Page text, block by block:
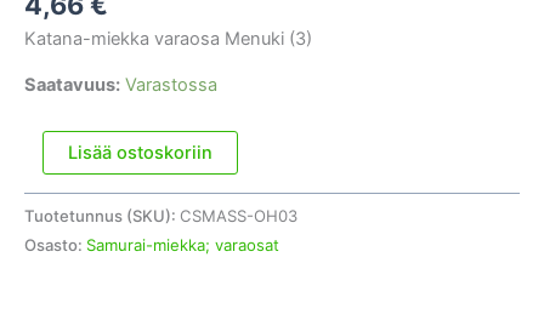
Katana-miekka varaosa Menuki (3)
Saatavuus: Varastossa
Menuki
(3)
Lisää ostoskoriin
Tuotetunnus (SKU): CSMASS-OH03
Osasto: Samurai-miekka; varaosat